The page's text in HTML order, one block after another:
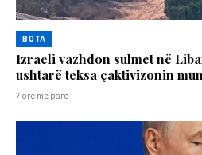
BOTA
Izraeli vazhdon sulmet në
ushtarë teksa çaktivizonin
7 orë më parë